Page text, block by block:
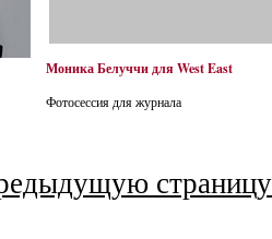
Моника Белуччи для West East
Фотосессия для журнала
страницу